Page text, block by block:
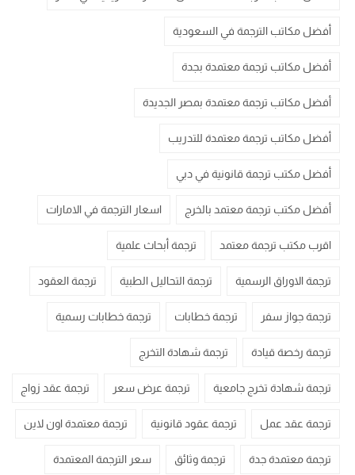
أفضل مكاتب الترجمة في السعودية
أفضل مكاتب ترجمة معتمدة بجدة
أفضل مكاتب ترجمة معتمدة بمصر الجديدة
أفضل مكاتب ترجمة معتمدة للتدريب
أفضل مكتب ترجمة قانونية في دبي
أفضل مكتب ترجمة معتمد بالخرج اسعار الترجمة في الامارات
اقرب مكتب ترجمة معتمد ترجمة أبحاث علمية
ترجمة الاوراق الرسمية ترجمة التحاليل الطبية ترجمة العقود
ترجمة جواز سفر ترجمة خطابات ترجمة خطابات رسمية
ترجمة رخصة قيادة ترجمة شهادة التخرج
ترجمة شهادة تخرج جامعية ترجمة عرض سعر ترجمة عقد زواج
ترجمة عقد عمل ترجمة عقود قانونية ترجمة معتمدة اون لاين
ترجمة معتمدة جدة ترجمة وثائق سعر الترجمة المعتمدة